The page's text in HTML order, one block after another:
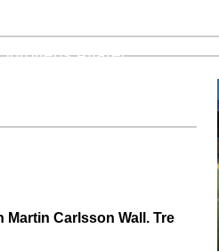
Idrottens Affärer
Carlsson Wall. Tre